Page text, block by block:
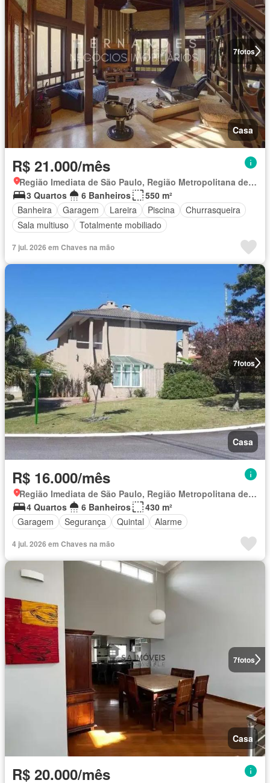
7fotos
Casa
R$ 21.000/mês
Região Imediata de São Paulo, Região Metropolitana de São Paulo
3 Quartos
6 Banheiros
550 m²
Banheira
Garagem Lareira Piscina
Churrasqueira
Sala multiuso
Totalmente mobiliado
7 jul. 2026 em Chaves na mão
7fotos
Casa
R$ 16.000/mês
Região Imediata de São Paulo, Região Metropolitana de São Paulo
4 Quartos
6 Banheiros
430 m²
Garagem
Segurança Quintal Alarme
4 jul. 2026 em Chaves na mão
7fotos
Casa
R$ 20.000/mês